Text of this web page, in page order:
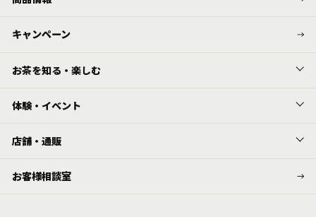
キャンペーン
お茶を知る・楽しむ
体験・イベント
店舗・通販
お客様相談室